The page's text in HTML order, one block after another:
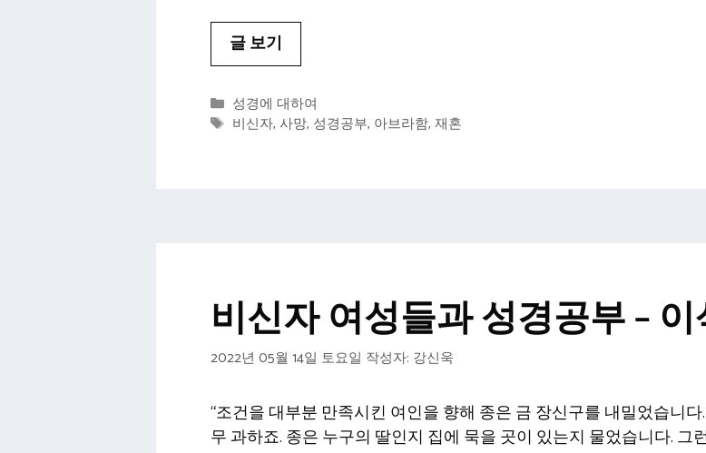
글 보기
카
테
성경에 대하여
태
비신자,사망, 성경공부, 아브라함,재혼
비신자 여성들과 성경공부 –
2022년 05월 14일 토요일 작성자: 강신욱
“조건을 대부분 만족시킨 여인을 향해 종은 금 장신구를 내밀었습니
무 과하죠. 종은 누구의 딸인지 집에 묵을 곳이 있는지 물었습니다. 그